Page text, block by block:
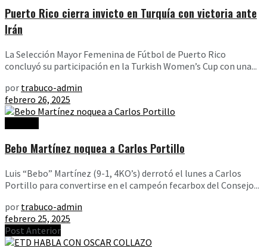
Puerto Rico cierra invicto en Turquía con victoria ante
Irán
La Selección Mayor Femenina de Fútbol de Puerto Rico
concluyó su participación en la Turkish Women’s Cup con una...
por trabuco-admin
febrero 26, 2025
Bebo Martínez noquea a Carlos Portillo
Luis “Bebo” Martínez (9-1, 4KO’s) derrotó el lunes a Carlos
Portillo para convertirse en el campeón fecarbox del Consejo...
por trabuco-admin
febrero 25, 2025
Post Anterior